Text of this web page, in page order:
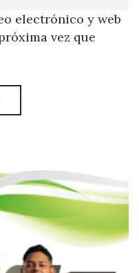
electrónico y web
vez que